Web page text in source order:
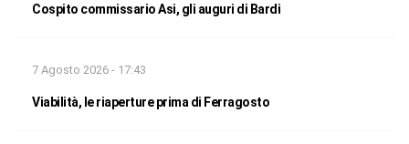
Cospito commissario Asi, gli auguri di Bardi
7 Agosto 2026 - 17:43
Viabilità, le riaperture prima di Ferragosto